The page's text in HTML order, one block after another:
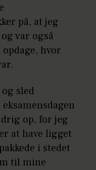
på, at jeg
var også
hvor
sled
op, for jeg
at have ligget
i stedet
til mine